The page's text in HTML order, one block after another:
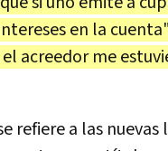
en la
el acreedor me
refiere a las